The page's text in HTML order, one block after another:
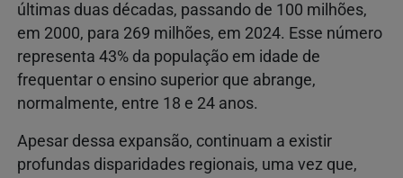
últimas duas décadas, passando de 100 milhões,
em 2000, para 269 milhões, em 2024. Esse número
representa 43% da população em idade de
frequentar o ensino superior que abrange,
normalmente, entre 18 e 24 anos.
Apesar dessa expansão, continuam a existir
profundas disparidades regionais, uma vez que,